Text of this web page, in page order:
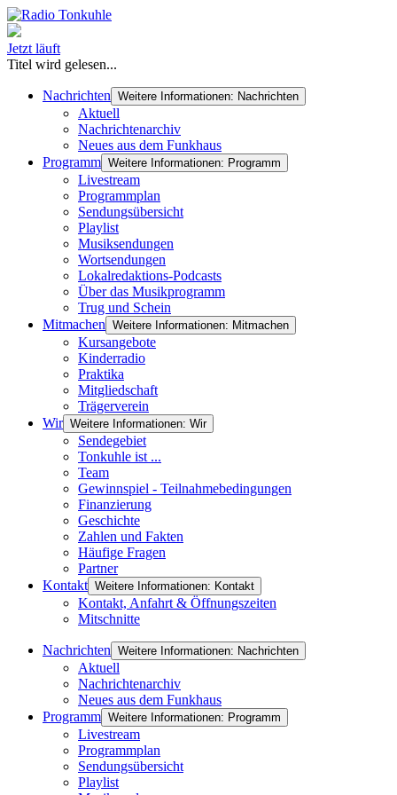
Jetzt läuft
Titel wird gelesen...
Nachrichten Weitere Informationen: Nachrichten
Aktuell
Nachrichtenarchiv
Neues aus dem Funkhaus
Programm Weitere Informationen: Programm
Livestream
Programmplan
Sendungsübersicht
Playlist
Musiksendungen
Wortsendungen
Lokalredaktions-Podcasts
Über das Musikprogramm
Trug und Schein
Mitmachen Weitere Informationen: Mitmachen
Kursangebote
Kinderradio
Praktika
Mitgliedschaft
Trägerverein
Wir Weitere Informationen: Wir
Sendegebiet
Tonkuhle ist ...
Team
Gewinnspiel - Teilnahmebedingungen
Finanzierung
Geschichte
Zahlen und Fakten
Häufige Fragen
Partner
Kontakt Weitere Informationen: Kontakt
Kontakt, Anfahrt & Öffnungszeiten
Mitschnitte
Nachrichten Weitere Informationen: Nachrichten
Aktuell
Nachrichtenarchiv
Neues aus dem Funkhaus
Programm Weitere Informationen: Programm
Livestream
Programmplan
Sendungsübersicht
Playlist